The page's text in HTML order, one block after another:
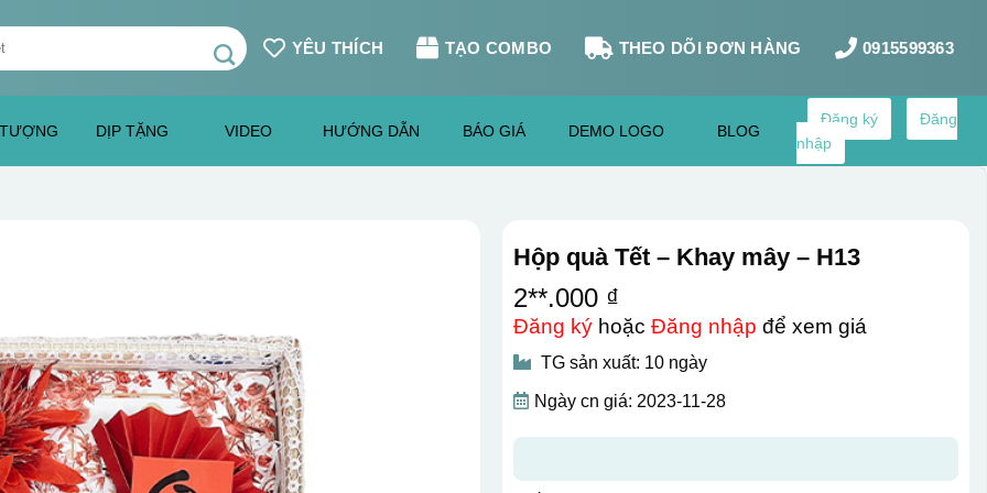
YÊU THÍCH TẠO COMBO THEO DÕI ĐƠN HÀNG 0915599363
DỊP TẶNG VIDEO HƯỚNG DẪN BÁO GIÁ DEMO LOGO BLOG
Đăng ký
Đăng
nhập
Hộp quà Tết – Khay mây – H13
2**.000 ₫
Đăng kýhoặc Đăng nhập để xem giá
TG sản xuất: 10 ngày
Ngày cn giá: 2023-11-28